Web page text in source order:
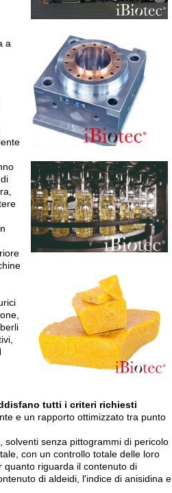
a
tutti i criteri richiesti
e un rapporto ottimizzato tra punto
senza pittogrammi di pericolo
con un controllo totale delle loro
quanto riguarda il contenuto di
di aldeidi, l'indice di anisidina e